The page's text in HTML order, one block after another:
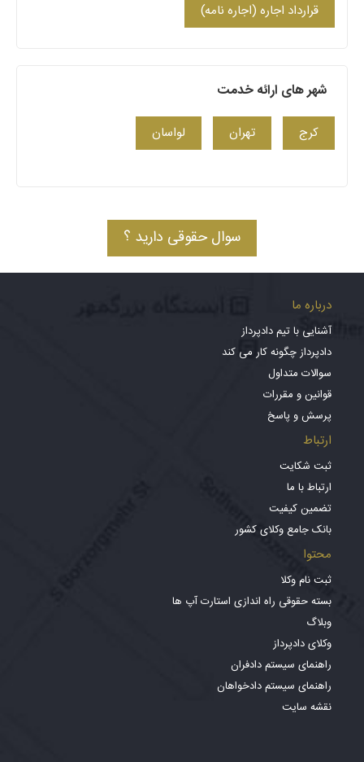
قرارداد اجاره (اجاره نامه)
شهر های ارائه خدمت
کرج تهران لواسان
سوال حقوقی دارید ؟
درباره ما
آشنایی با تیم دادپرداز
دادپرداز چگونه کار می کند
سوالات متداول
قوانین و مقررات
پرسش و پاسخ
ارتباط
ثبت شکایت
ارتباط با ما
تضمین کیفیت
بانک جامع وکلای کشور
محتوا
ثبت نام وکلا
بسته حقوقی راه اندازی استارت آپ ها
وبلاگ
وکلای دادپرداز
راهنمای سیستم دادفران
راهنمای سیستم دادخواهان
نقشه سایت